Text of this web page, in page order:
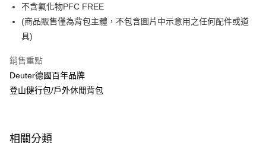
台灣樂天信用卡公司
相關說明
【大哥付你分期使用說明】
1.本服務由台灣大哥大提供，台灣大哥大用戶可立即使用無須另外申請。
流程，驗證手機門號後，選擇欲分期的期數、繳款截止日，確認付款後即完
成交易。
3.實際核准額度、可分期數及費用金額請依後續交易確認頁面所載為準。
4.訂單成立30分鐘內，如未前往確認交易或遇審核未通過，訂單將自動取
醒簡訊。
ATM付款
運送方式
新竹貨運
每筆NT$80，滿NT$790(含以上)免運費
每筆NT$80，滿NT$790(含以上)免運費
不含氟化物PFC FREE
(商品販售僅為背包主體，不包含圖片中示意用之任何配件或道
具)
銷售重點
Deuter德國百年品牌
登山健行包/戶外休閒背包
相關分類